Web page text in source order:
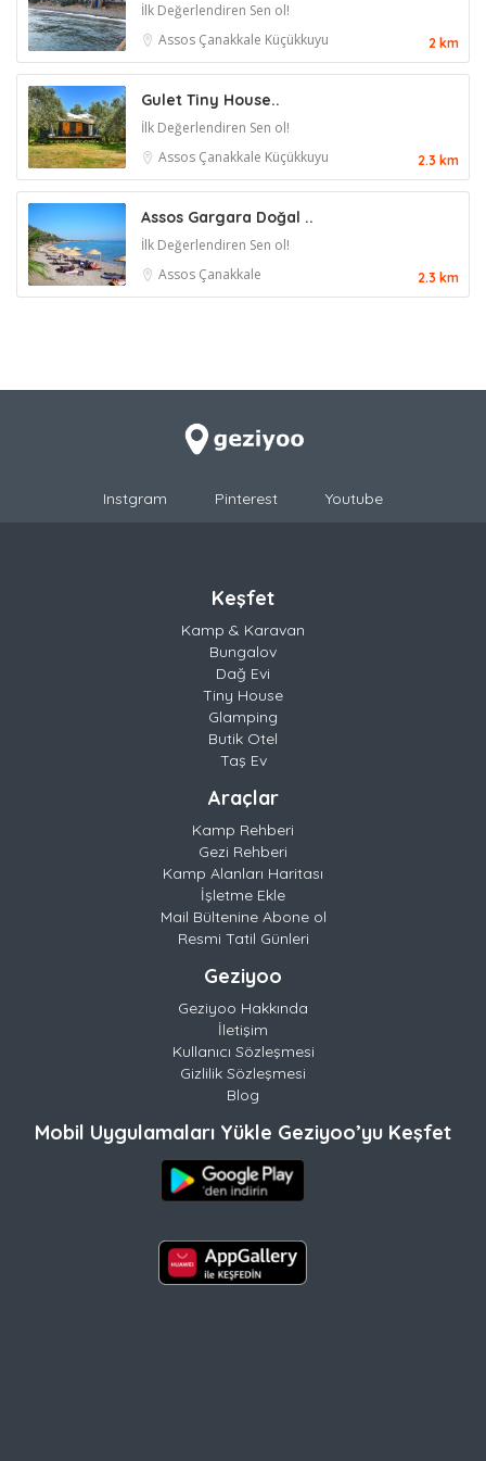
İlk Değerlendiren Sen ol!
Assos Çanakkale Küçükkuyu 2 km
Gulet Tiny House..
İlk Değerlendiren Sen ol!
Assos Çanakkale Küçükkuyu 2.3 km
Assos Gargara Doğal ..
İlk Değerlendiren Sen ol!
Assos Çanakkale 2.3 km
Instgram Pinterest Youtube
Keşfet
Kamp & Karavan
Bungalov
Dağ Evi
Tiny House
Glamping
Butik Otel
Taş Ev
Araçlar
Kamp Rehberi
Gezi Rehberi
Kamp Alanları Haritası
İşletme Ekle
Mail Bültenine Abone ol
Resmi Tatil Günleri
Geziyoo
Geziyoo Hakkında
İletişim
Kullanıcı Sözleşmesi
Gizlilik Sözleşmesi
Blog
Mobil Uygulamaları Yükle Geziyoo’yu Keşfet